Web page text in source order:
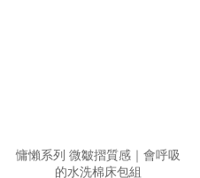
慵懶系列 微皺摺質感｜會呼吸
的水洗棉床包組